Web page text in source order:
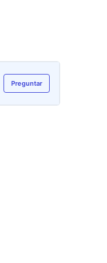
Preguntar